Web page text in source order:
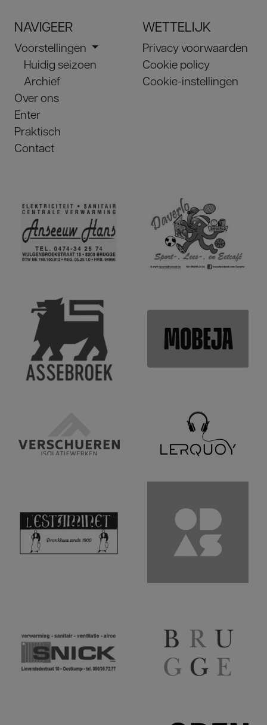
NAVIGEER
Voorstellingen
Huidig seizoen
Archief
Over ons
Enter
Praktisch
Contact
WETTELIJK
Privacy voorwaarden
Cookie policy
Cookie-instellingen